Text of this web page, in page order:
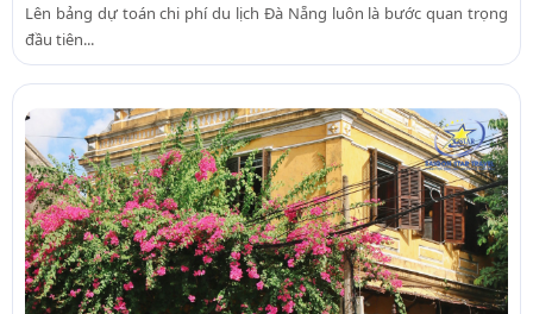
Lên bảng dự toán chi phí du lịch Đà Nẵng luôn là bước quan trọng
đầu tiên...